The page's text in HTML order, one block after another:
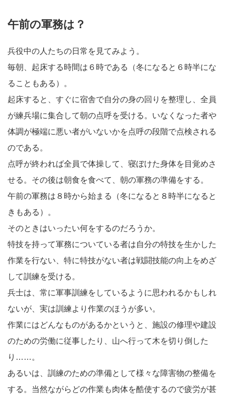
午前の軍務は？
兵役中の人たちの日常を見てみよう。
毎朝、起床する時間は６時である（冬になると６時半にな
ることもある）。
起床すると、すぐに宿舎で自分の身の回りを整理し、全員
が練兵場に集合して朝の点呼を受ける。いなくなった者や
体調が極端に悪い者がいないかを点呼の段階で点検される
のである。
点呼が終われば全員で体操して、寝ぼけた身体を目覚めさ
せる。その後は朝食を食べて、朝の軍務の準備をする。
午前の軍務は８時から始まる（冬になると８時半になると
きもある）。
そのときはいったい何をするのだろうか。
特技を持って軍務についている者は自分の特技を生かした
作業を行ない、特に特技がない者は戦闘技能の向上をめざ
して訓練を受ける。
兵士は、常に軍事訓練をしているように思われるかもしれ
ないが、実は訓練より作業のほうが多い。
作業にはどんなものがあるかというと、施設の修理や建設
のための労働に従事したり、山へ行って木を切り倒した
り……。
あるいは、訓練のための準備として様々な障害物の整備を
する。当然ながらどの作業も肉体を酷使するので疲労が甚